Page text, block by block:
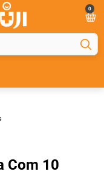
0
Com 10